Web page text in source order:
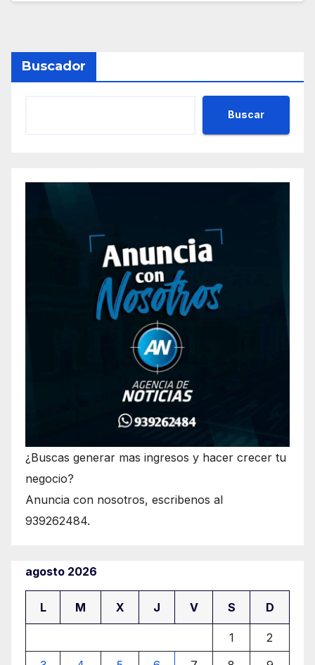
Buscador
Buscar
¿Buscas generar mas ingresos y hacer crecer tu
negocio?
Anuncia con nosotros, escribenos al
939262484.
agosto 2026
L M X J V S D
1
2